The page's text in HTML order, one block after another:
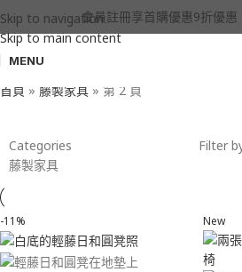
Skip to navigation
Skip to main content
會員註冊享首購優惠9折優惠
MENU
藤製家具
Categories
首頁 » 藤製家具 » 第 2 頁
Categories
藤製家具
Filter
-11% New